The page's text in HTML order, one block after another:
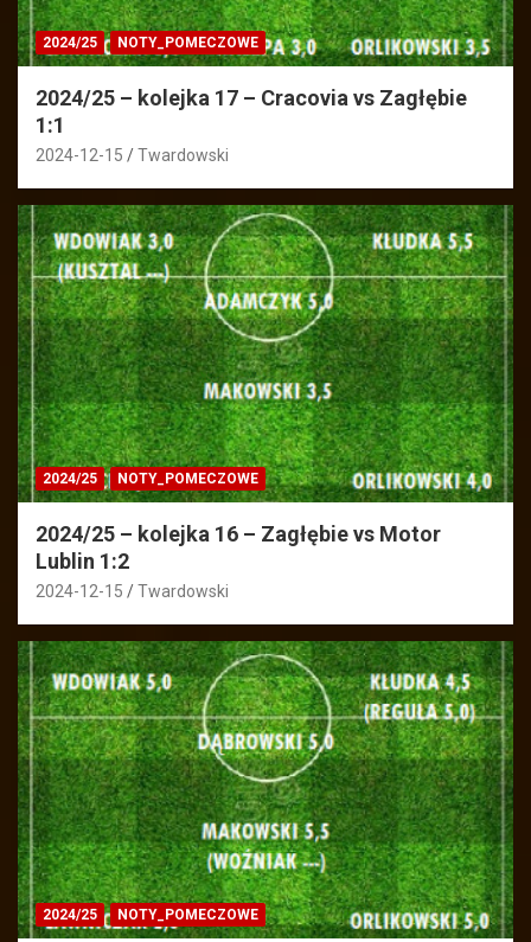
2024/25 NOTY_POMECZOWE
2024/25 – kolejka 17 – Cracovia vs Zagłębie
1:1
2024-12-15 Twardowski
2024/25 NOTY_POMECZOWE
2024/25 – kolejka 16 – Zagłębie vs Motor
Lublin 1:2
2024-12-15 Twardowski
2024/25 NOTY_POMECZOWE